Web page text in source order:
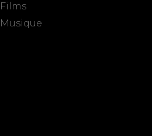
Films
Musique